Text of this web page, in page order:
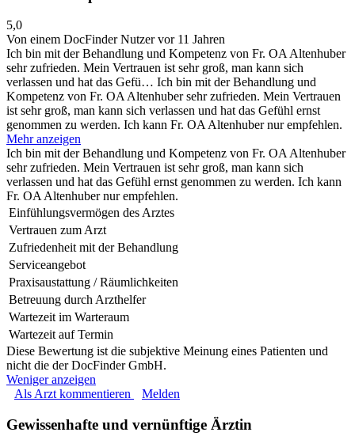
5,0
Von einem DocFinder Nutzervor 11 Jahren
Ich bin mit der Behandlung und Kompetenz von Fr. OA Altenhuber
sehr zufrieden. Mein Vertrauen ist sehr groß, man kann sich
verlassen und hat das Gefü… Ich bin mit der Behandlung und
Kompetenz von Fr. OA Altenhuber sehr zufrieden. Mein Vertrauen
ist sehr groß, man kann sich verlassen und hat das Gefühl ernst
genommen zu werden. Ich kann Fr. OA Altenhuber nur empfehlen.
Mehr anzeigen
Ich bin mit der Behandlung und Kompetenz von Fr. OA Altenhuber
sehr zufrieden. Mein Vertrauen ist sehr groß, man kann sich
verlassen und hat das Gefühl ernst genommen zu werden. Ich kann
Fr. OA Altenhuber nur empfehlen.
Einfühlungsvermögen des Arztes
Vertrauen zum Arzt
Zufriedenheit mit der Behandlung
Serviceangebot
Praxisaustattung / Räumlichkeiten
Betreuung durch Arzthelfer
Wartezeit im Warteraum
Wartezeit auf Termin
Diese Bewertung ist die subjektive Meinung eines Patienten und
nicht die der DocFinder GmbH.
Weniger anzeigen
Als Arzt kommentieren
Melden
Gewissenhafte und vernünftige Ärztin